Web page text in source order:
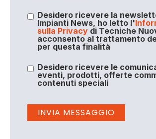
Desidero ricevere la
Impianti News, ho letto l'
sulla Privacydi Tecniche
acconsento al trattamento
per questa finalità
Desidero ricevere le
eventi, prodotti, offerte
contenuti speciali